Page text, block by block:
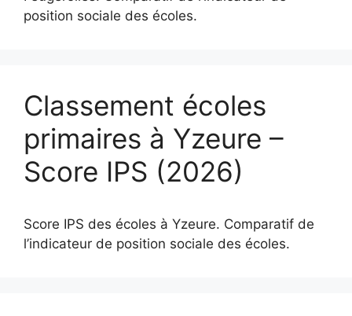
position sociale des écoles.
Classement écoles
primaires à Yzeure –
Score IPS (2026)
Score IPS des écoles à Yzeure. Comparatif de
l’indicateur de position sociale des écoles.